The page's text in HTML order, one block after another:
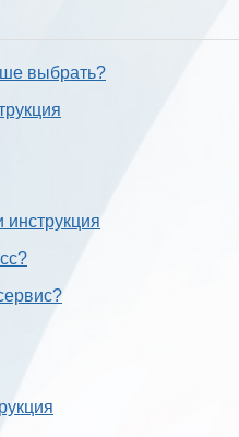
выбрать?
инструкция